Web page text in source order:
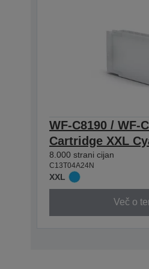
WF-C8190 / WF-
Cartridge XXL
8.000 strani cijan
C13T04A24N
XXL
Več o